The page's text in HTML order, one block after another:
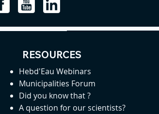
RESOURCES
Hebd'Eau Webinars
Municipalities Forum
Did you know that ?
A question for our scientists?